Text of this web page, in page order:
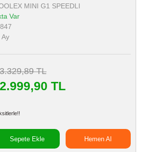
MINI G1 SPEEDLI
Var
Ay
3.329,89 TL
2.999,90 TL
Sepete Ekle Hemen Al